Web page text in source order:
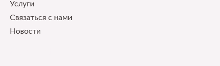
Услуги
Связаться с нами
Новости